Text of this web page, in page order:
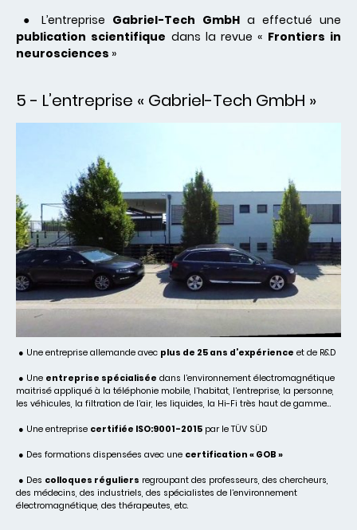
● L’entreprise Gabriel-Tech GmbH a effectué une
publication scientifique dans la revue « Frontiers in
neurosciences »
5 - L’entreprise « Gabriel-Tech GmbH »
● Une entreprise allemande avec plus de 25 ans d’expérience et de R&D
● Une entreprise spécialisée dans l’environnement électromagnétique
maitrisé appliqué à la téléphonie mobile, l’habitat, l’entreprise, la personne,
les véhicules, la filtration de l’air, les liquides, la Hi-Fi très haut de gamme…
● Une entreprise certifiée ISO:9001-2015 par le TÜV SÜD
● Des formations dispensées avec une certification « GOB »
● Des colloques réguliers regroupant des professeurs, des chercheurs,
des médecins, des industriels, des spécialistes de l’environnement
électromagnétique, des thérapeutes, etc.